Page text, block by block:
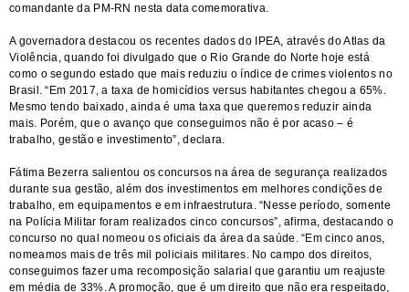
comandante da PM-RN nesta data comemorativa.
A governadora destacou os recentes dados do IPEA, através do Atlas da
Violência, quando foi divulgado que o Rio Grande do Norte hoje está
como o segundo estado que mais reduziu o índice de crimes violentos no
Brasil. “Em 2017, a taxa de homicídios versus habitantes chegou a 65%.
Mesmo tendo baixado, ainda é uma taxa que queremos reduzir ainda
mais. Porém, que o avanço que conseguimos não é por acaso – é
trabalho, gestão e investimento”, declara.
Fátima Bezerra salientou os concursos na área de segurança realizados
durante sua gestão, além dos investimentos em melhores condições de
trabalho, em equipamentos e em infraestrutura. “Nesse período, somente
na Polícia Militar foram realizados cinco concursos”, afirma, destacando o
concurso no qual nomeou os oficiais da área da saúde. “Em cinco anos,
nomeamos mais de três mil policiais militares. No campo dos direitos,
conseguimos fazer uma recomposição salarial que garantiu um reajuste
em média de 33%. A promoção, que é um direito que não era respeitado,